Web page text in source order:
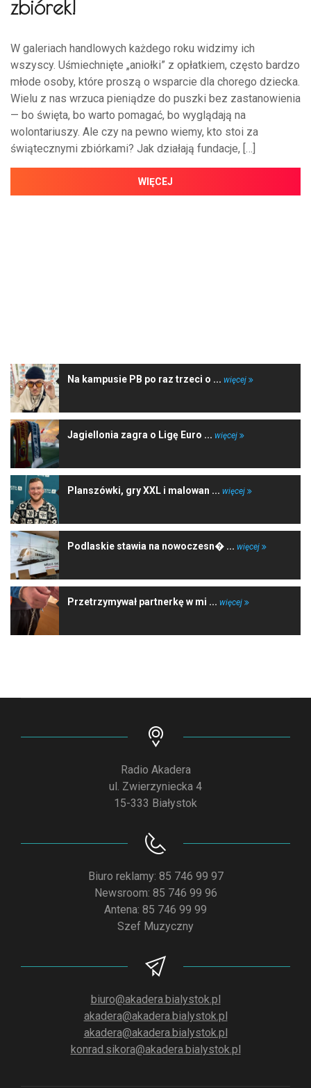
zbiórek!
W galeriach handlowych każdego roku widzimy ich
wszyscy. Uśmiechnięte „aniołki” z opłatkiem, często bardzo
młode osoby, które proszą o wsparcie dla chorego dziecka.
Wielu z nas wrzuca pieniądze do puszki bez zastanowienia
— bo święta, bo warto pomagać, bo wyglądają na
wolontariuszy. Ale czy na pewno wiemy, kto stoi za
świątecznymi zbiórkami? Jak działają fundacje, […]
WIĘCEJ
Na kampusie PB po raz trzeci o ... więcej
Jagiellonia zagra o Ligę Euro ... więcej
Planszówki, gry XXL i malowan ... więcej
Podlaskie stawia na nowoczesn� ... więcej
Przetrzymywał partnerkę w mi ... więcej
Radio Akadera
ul. Zwierzyniecka 4
15-333 Białystok
Biuro reklamy: 85 746 99 97
Newsroom: 85 746 99 96
Antena: 85 746 99 99
Szef Muzyczny
biuro@akadera.bialystok.pl
akadera@akadera.bialystok.pl
akadera@akadera.bialystok.pl
konrad.sikora@akadera.bialystok.pl